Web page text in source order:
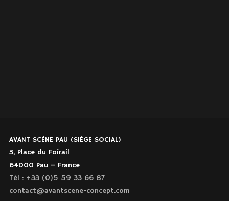
AVANT SCÈNE PAU (SIÈGE SOCIAL)
3, Place du Foirail
64000 Pau – France
Tél : +33 (0)5 59 33 66 87
contact@avantscene-concept.com